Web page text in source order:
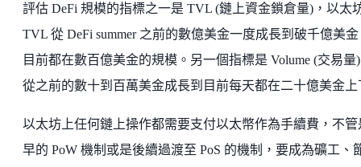
評估 DeFi 規模的指標之一是 TVL (鏈上資金鎖倉量)，以太
TVL 從 DeFi summer 之前的數億美金一度成長到破千億美
目前都在數百億美金的規模。另一個指標是 Volume (交易量
從之前的數十到百萬美金成長到目前每天都在二十億美金上
以太坊上任何鏈上操作都需要支付以太幣作為手續費，不管
早的 PoW 機制或是後續過渡至 PoS 的機制，要成為礦工、